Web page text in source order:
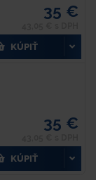
35 €
KÚPIŤ
35 €
KÚPIŤ